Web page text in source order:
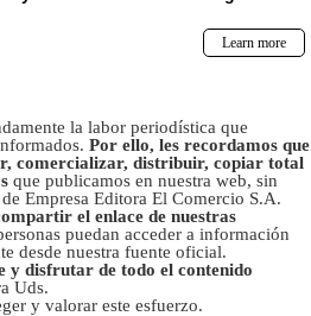
la labor periodística que
Por ello, les recordamos que
comercializar, distribuir, copiar total
que publicamos en nuestra web, sin
Empresa Editora El Comercio S.A.
el enlace de nuestras
puedan acceder a información
desde nuestra fuente oficial.
y disfrutar de todo el contenido
Uds.
y valorar este esfuerzo.